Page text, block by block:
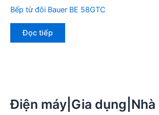
Bếp từ đôi Bauer BE 58GTC
Đọc tiếp
Điện máy|Gia dụng|Nhà